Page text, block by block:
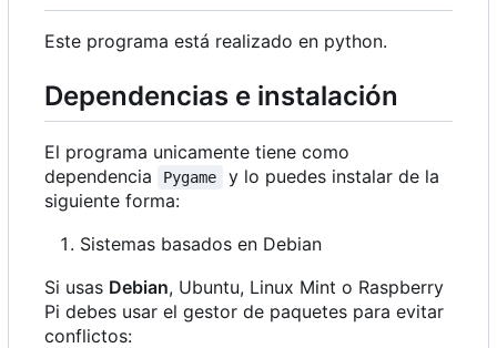
Este programa está realizado en python.
Dependencias e instalación
El programa unicamente tiene como
dependencia
Pygame
y lo puedes instalar de la
siguiente forma:
Sistemas basados en Debian
Si usas Debian, Ubuntu, Linux Mint o Raspberry
Pi debes usar el gestor de paquetes para evitar
conflictos: